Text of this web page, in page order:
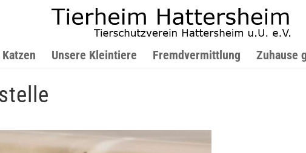
Unsere Kleintiere Fremdvermittlung Zuhause